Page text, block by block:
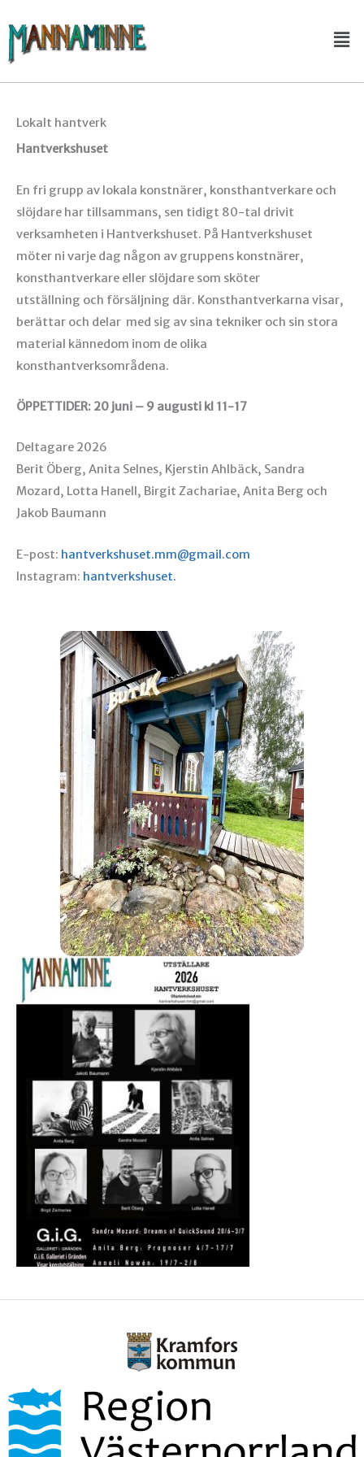
till
innehåll
Lokalt hantverk
Hantverkshuset
En fri grupp av lokala konstnärer, konsthantverkare och
slöjdare har tillsammans, sen tidigt 80-tal drivit
verksamheten i Hantverkshuset. På Hantverkshuset
möter ni varje dag någon av gruppens konstnärer,
konsthantverkare eller slöjdare som sköter
utställning och försäljning där. Konsthantverkarna visar,
berättar och delar med sig av sina tekniker och sin stora
material kännedom inom de olika
konsthantverksområdena.
ÖPPETTIDER: 20 juni – 9 augusti kl 11-17
Deltagare 2026
Berit Öberg, Anita Selnes, Kjerstin Ahlbäck, Sandra
Mozard, Lotta Hanell, Birgit Zachariae, Anita Berg och
Jakob Baumann
E-post: hantverkshuset.mm@gmail.com
Instagram: hantverkshuset.